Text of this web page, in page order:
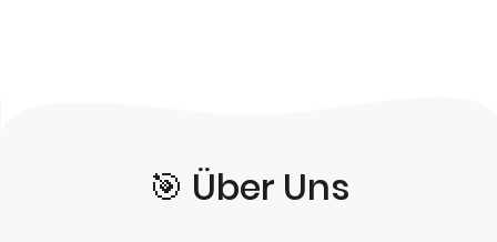
🎯️ Über Uns